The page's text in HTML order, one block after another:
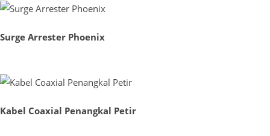
Surge Arrester Phoenix
Kabel Coaxial Penangkal Petir